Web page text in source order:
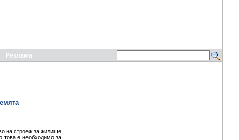
Реклама
на строеж за жилище
това е необходимо за